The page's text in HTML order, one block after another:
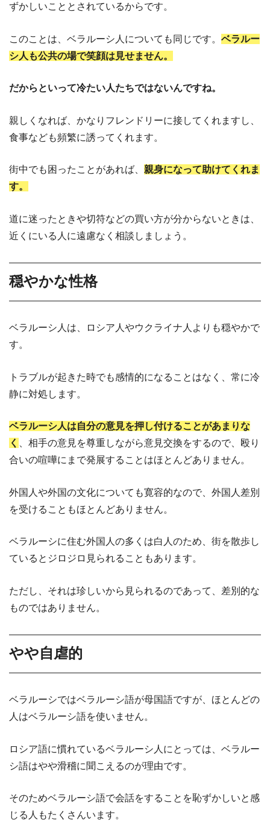
ずかしいこととされているからです。
このことは、ベラルーシ人についても同じです。 ベラルー
シ人も公共の場で笑顔は見せません。
だからといって冷たい人たちではないんですね。
親しくなれば、かなりフレンドリーに接してくれますし、
食事なども頻繁に誘ってくれます。
街中でも困ったことがあれば、 親身になって助けてくれま
す。
道に迷ったときや切符などの買い方が分からないときは、
近くにいる人に遠慮なく相談しましょう。
穏やかな性格
ベラルーシ人は、ロシア人やウクライナ人よりも穏やかで
す。
トラブルが起きた時でも感情的になることはなく、常に冷
静に対処します。
ベラルーシ人は自分の意見を押し付けることがあまりな
く
、相手の意見を尊重しながら意見交換をするので、殴り
合いの喧嘩にまで発展することはほとんどありません。
外国人や外国の文化についても寛容的なので、外国人差別
を受けることもほとんどありません。
ベラルーシに住む外国人の多くは白人のため、街を散歩し
ているとジロジロ見られることもあります。
ただし、それは珍しいから見られるのであって、差別的な
ものではありません。
やや自虐的
ベラルーシではベラルーシ語が母国語ですが、ほとんどの
人はベラルーシ語を使いません。
ロシア語に慣れているベラルーシ人にとっては、ベラルー
シ語はやや滑稽に聞こえるのが理由です。
そのためベラルーシ語で会話をすることを恥ずかしいと感
じる人もたくさんいます。